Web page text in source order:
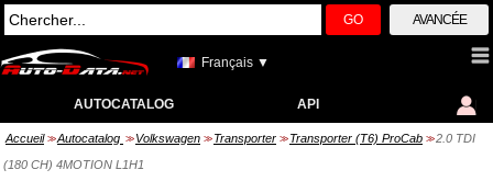
GO AVANCÉE
Français ▼
AUTOCATALOG API
Accueil >> Autocatalog >> Volkswagen >> Transporter >> Transporter (T6) ProCab >> 2.0 TDI
(180 CH) 4MOTION L1H1